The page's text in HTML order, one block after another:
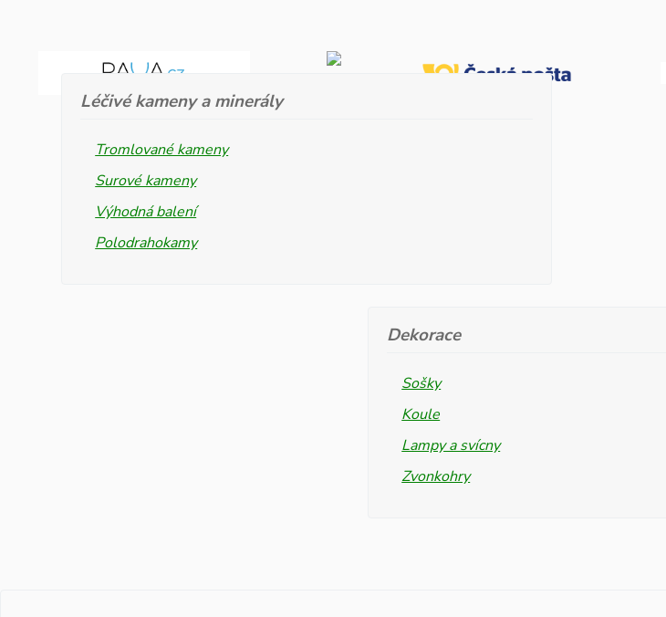
Léčivé kameny a minerály
Tromlované kameny
Surové kameny
Výhodná balení
Polodrahokamy
Dekorace
Sošky
Koule
Lampy a svícny
Zvonkohry